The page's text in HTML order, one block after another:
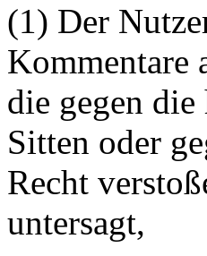
(1) Der
Kommentare
die gegen
Sitten oder
Recht
untersagt,